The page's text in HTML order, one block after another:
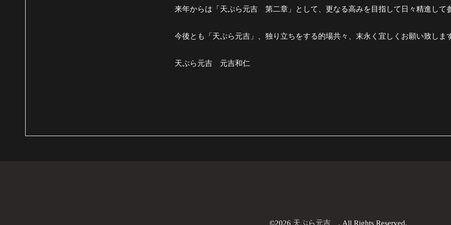
来年からは「天ぷら元吉 第二章」として、更なる高みを目指して日々精進して
今後とも「天ぷら元吉」、独り立ちをする的場共々、末永く宜しくお願い致しま
天ぷら元吉 元吉和仁
©2026 天ぷら元吉 . All Rights Reserved.